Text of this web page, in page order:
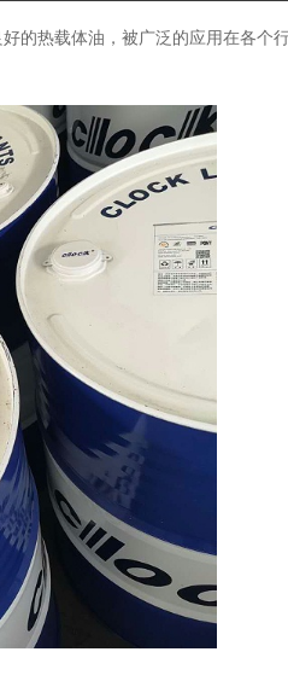
的热载体油，被广泛的应用在各个行